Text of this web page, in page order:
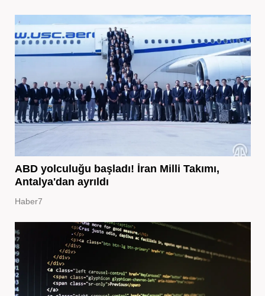
ABD yolculuğu başladı! İran Milli Takımı,
Antalya'dan ayrıldı
Haber7